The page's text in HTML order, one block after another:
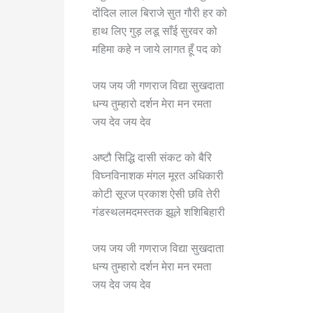
दोंदिल लाल बिराजे सुत गौरी हर को
हाथ लिए गुड़ लडू साँई सुरवर को
महिमा कहे न जाये लागत हूँ पद को
जय जय जी गणराज विद्या सुखदाता
धन्य तुम्हारो दर्शन मेरा मन रमता
जय देव जय देव
अष्टौ सिद्धि दासी संकट को बैरि
विघ्नविनाशक मंगल मूरत अधिकारी
कोटी सूरज प्रकाश ऐसी छवि तेरी
गंडस्थलमदमस्तक झूले शशिबिहारी
जय जय जी गणराज विद्या सुखदाता
धन्य तुम्हारो दर्शन मेरा मन रमता
जय देव जय देव
हिन्दी:
Mahaabhaagaaya